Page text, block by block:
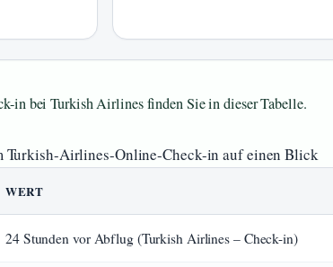
in bei Turkish Airlines finden Sie in dieser Tabelle.
Turkish-Airlines-Online-Check-in auf einen Blick
WERT
24 Stunden vor Abflug (Turkish Airlines – Check-in)